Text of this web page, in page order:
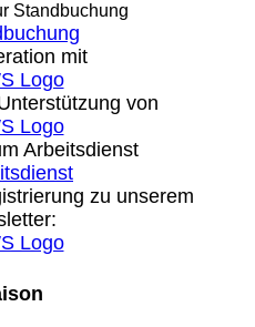
Standbuchung
mit
von
Arbeitsdienst
zu unserem